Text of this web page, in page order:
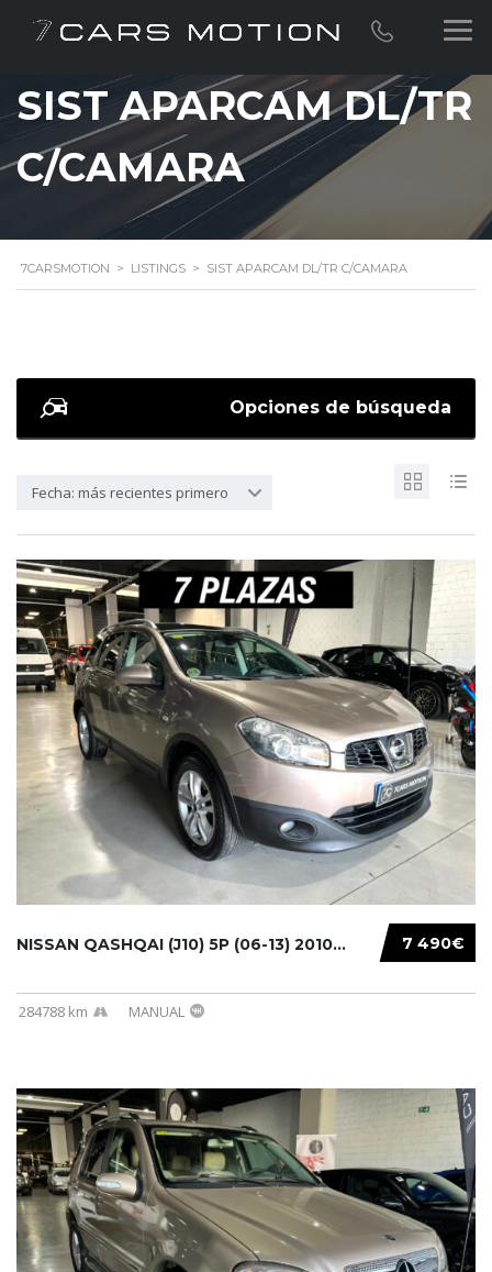
SIST APARCAM DL/TR
C/CAMARA
7CARSMOTION > LISTINGS > SIST APARCAM DL/TR C/CAMARA
Opciones de búsqueda
Fecha: más recientes primero
7 490€
NISSAN QASHQAI (J10) 5P (06-13) 2010...
284788 km MANUAL